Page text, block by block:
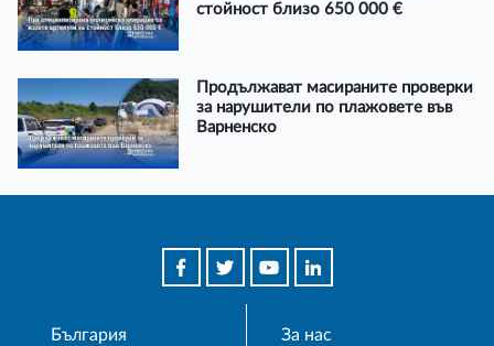
стойност близо 650 000 €
Продължават масираните проверки
за нарушители по плажовете във
Варненско
България
За нас